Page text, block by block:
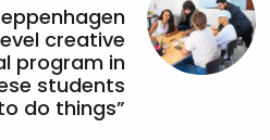
creative
program in
students
do things”